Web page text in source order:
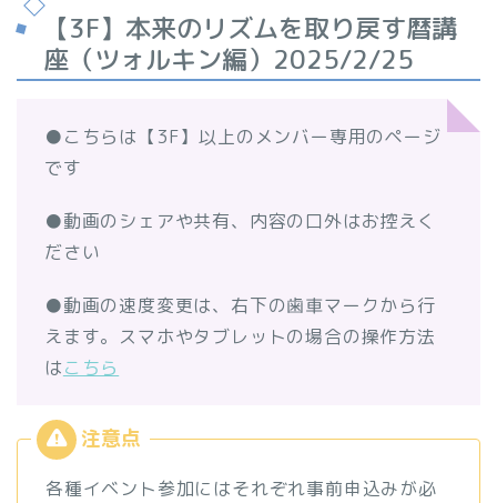
【3F】本来のリズムを取り戻す暦講
座（ツォルキン編）2025/2/25
●こちらは【3F】以上のメンバー専用のページ
です
●動画のシェアや共有、内容の口外はお控えく
ださい
●動画の速度変更は、右下の歯車マークから行
えます。スマホやタブレットの場合の操作方法
はこちら
各種イベント参加にはそれぞれ事前申込みが必